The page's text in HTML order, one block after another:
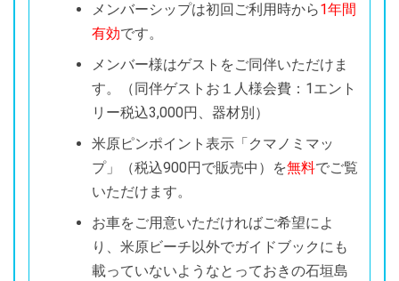
メンバーシップは初回ご利用時から1年間
有効です。
メンバー様はゲストをご同伴いただけま
す。（同伴ゲストお１人様会費：1エント
リー税込3,000円、器材別）
米原ピンポイント表示「クマノミマッ
プ」（税込900円で販売中）を無料でご覧
いただけます。
お車をご用意いただければご希望によ
り、米原ビーチ以外でガイドブックにも
載っていないようなとっておきの石垣島